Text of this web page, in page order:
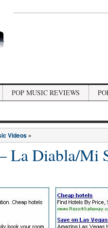
POP MUSIC REVIEWS
Videos »
La Diabla/Mi